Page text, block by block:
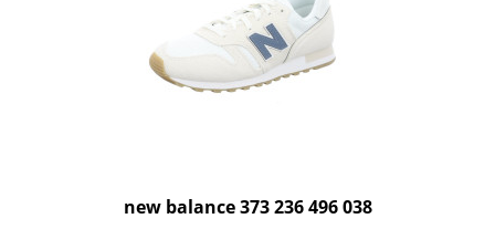
new balance 373 236 496 038